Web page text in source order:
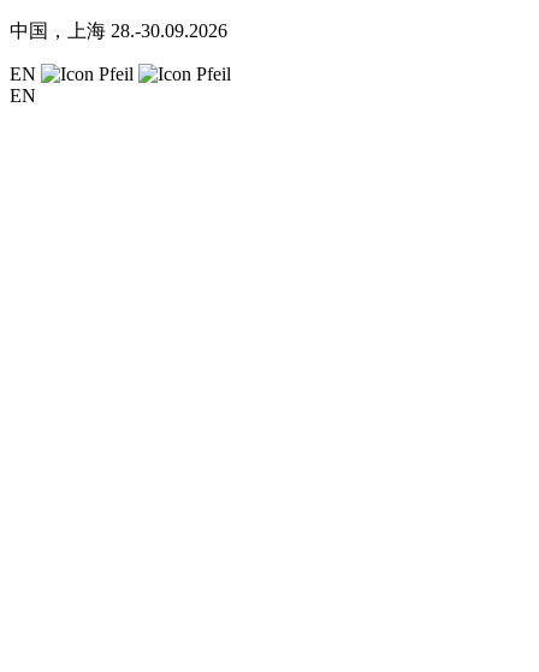
中国，上海 28.-30.09.2026
EN
EN